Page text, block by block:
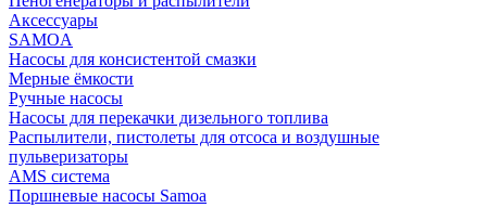
Аксессуары
SAMOA
Насосы для консистентой смазки
Мерные ёмкости
Ручные насосы
Насосы для перекачки дизельного топлива
Распылители, пистолеты для отсоса и воздушные
пульверизаторы
AMS система
Поршневые насосы Samoa